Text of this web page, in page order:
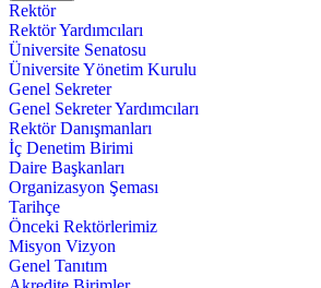
Rektör
Rektör Yardımcıları
Üniversite Senatosu
Üniversite Yönetim Kurulu
Genel Sekreter
Genel Sekreter Yardımcıları
Rektör Danışmanları
İç Denetim Birimi
Daire Başkanları
Organizasyon Şeması
Tarihçe
Önceki Rektörlerimiz
Misyon Vizyon
Genel Tanıtım